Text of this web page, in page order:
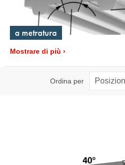
a metratura
Mostrare di più
Ordina per